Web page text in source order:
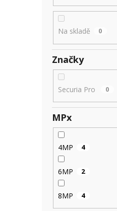
Na skladě 0
Značky
Securia Pro 0
MPx
4MP 4
6MP 2
8MP 4